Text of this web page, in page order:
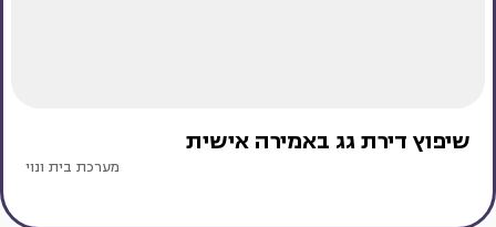
שיפוץ דירת גג באמירה אישית
מערכת בית ונוי